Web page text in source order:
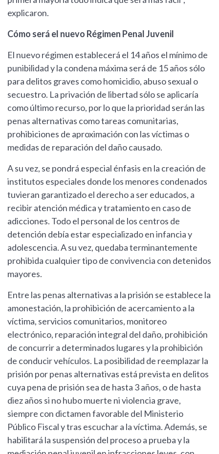
explicaron.
Cómo será el nuevo Régimen Penal Juvenil
El nuevo régimen establecerá el 14 años el mínimo de
punibilidad y la condena máxima será de 15 años sólo
para delitos graves como homicidio, abuso sexual o
secuestro. La privación de libertad sólo se aplicaría
como último recurso, por lo que la prioridad serán las
penas alternativas como tareas comunitarias,
prohibiciones de aproximación con las víctimas o
medidas de reparación del daño causado.
A su vez, se pondrá especial énfasis en la creación de
institutos especiales donde los menores condenados
tuvieran garantizado el derecho a ser educados, a
recibir atención médica y tratamiento en caso de
adicciones. Todo el personal de los centros de
detención debía estar especializado en infancia y
adolescencia. A su vez, quedaba terminantemente
prohibida cualquier tipo de convivencia con detenidos
mayores.
Entre las penas alternativas a la prisión se establece la
amonestación, la prohibición de acercamiento a la
víctima, servicios comunitarios, monitoreo
electrónico, reparación integral del daño, prohibición
de concurrir a determinados lugares y la prohibición
de conducir vehículos. La posibilidad de reemplazar la
prisión por penas alternativas está prevista en delitos
cuya pena de prisión sea de hasta 3 años, o de hasta
diez años si no hubo muerte ni violencia grave,
siempre con dictamen favorable del Ministerio
Público Fiscal y tras escuchar a la víctima. Además, se
habilitará la suspensión del proceso a prueba y la